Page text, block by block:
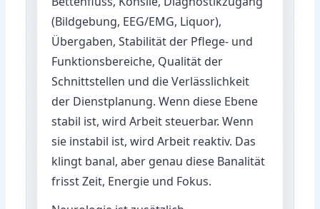
(Bildgebung, EEG/EMG, Liquor),
Übergaben, Stabilität der Pflege- und
Funktionsbereiche, Qualität der
Schnittstellen und die Verlässlichkeit
der Dienstplanung. Wenn diese Ebene
stabil ist, wird Arbeit steuerbar. Wenn
sie instabil ist, wird Arbeit reaktiv. Das
klingt banal, aber genau diese Banalität
frisst Zeit, Energie und Fokus.